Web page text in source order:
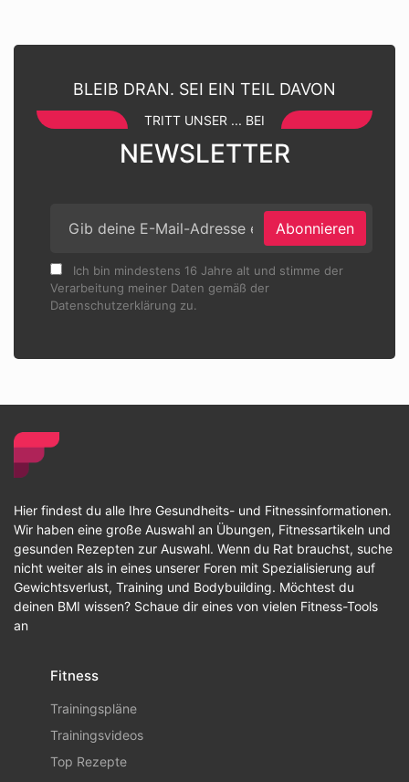
BLEIB DRAN. SEI EIN TEIL DAVON
TRITT UNSER ... BEI
NEWSLETTER
Abonnieren
Ich bin mindestens 16 Jahre alt und stimme der
Verarbeitung meiner Daten gemäß der
Datenschutzerklärung zu.
Hier findest du alle Ihre Gesundheits- und Fitnessinformationen.
Wir haben eine große Auswahl an Übungen, Fitnessartikeln und
gesunden Rezepten zur Auswahl. Wenn du Rat brauchst, suche
nicht weiter als in eines unserer Foren mit Spezialisierung auf
Gewichtsverlust, Training und Bodybuilding. Möchtest du
deinen BMI wissen? Schaue dir eines von vielen Fitness-Tools
an
Fitness
Trainingspläne
Trainingsvideos
Top Rezepte